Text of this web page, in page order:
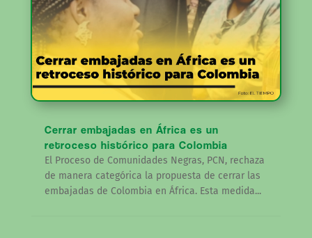
Cerrar embajadas en África es un
retroceso histórico para Colombia
El Proceso de Comunidades Negras, PCN, rechaza
de manera categórica la propuesta de cerrar las
embajadas de Colombia en África. Esta medida...